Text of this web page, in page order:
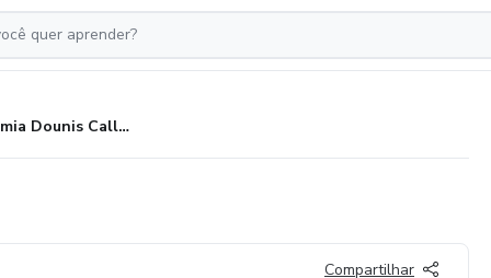
Academia Dounis Calligop (P)
Compartilhar